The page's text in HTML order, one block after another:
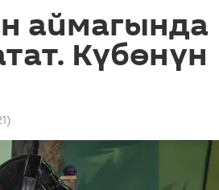
аймагында
Күбөнүн
)